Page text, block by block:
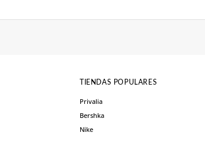
TIENDAS POPULARES
Privalia
Bershka
Nike